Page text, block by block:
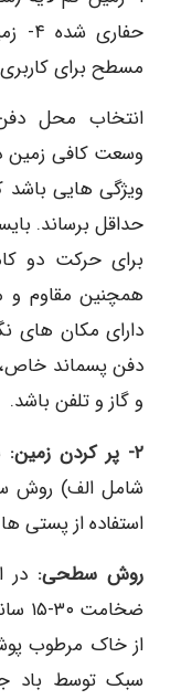
مسطح برای کاربری
انتخاب محل
وسعت کافی زمین
ویژگی هایی باشد
حداقل برساند.
برای حرکت دو
همچنین مقاوم
دارای مکان های
دفن پسماند خاص،
و گاز و تلفن باشد.
٢- پر کردن زمین:
شامل الف) روش
استفاده از پستی
روش سطحی: در
از خاک مرطوب
سبک توسط باد